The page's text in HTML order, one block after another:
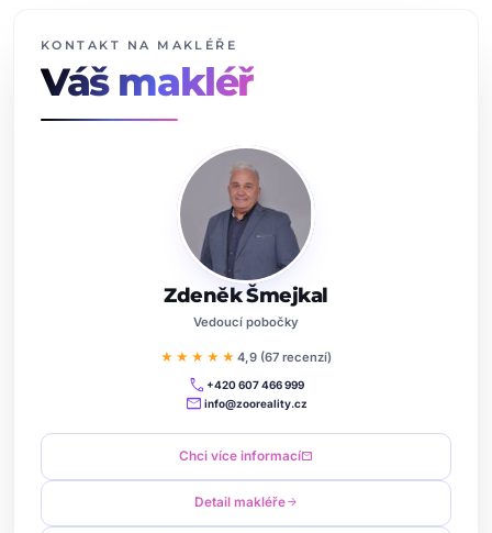
KONTAKT NA MAKLÉŘE
Váš makléř
Zdeněk Šmejkal
Vedoucí pobočky
★★★★★ 4,9 (67 recenzí)
call +420 607 466 999
mail info@zooreality.cz
Chci více informacímail
Detail makléřearrow_forward